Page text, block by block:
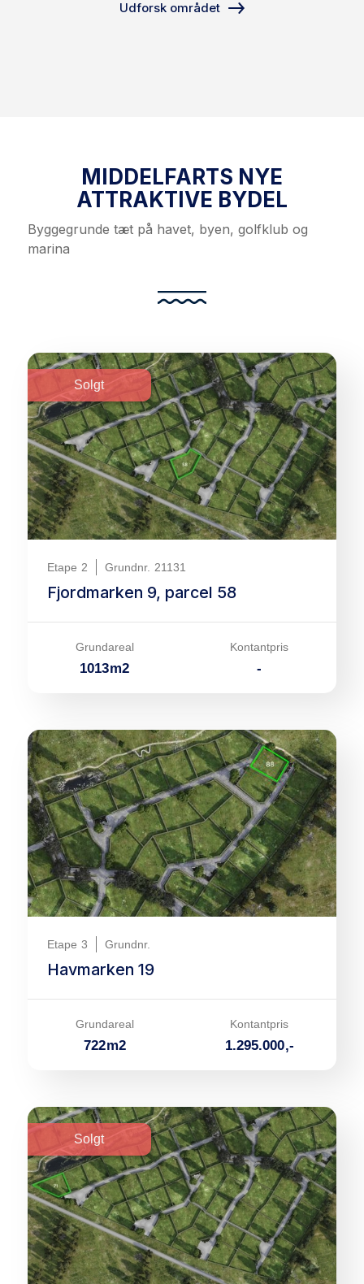
Udforsk området
MIDDELFARTS NYE
ATTRAKTIVE BYDEL
Byggegrunde tæt på havet, byen, golfklub og
marina
Solgt
Etape 2 Grundnr. 21131
Fjordmarken 9, parcel 58
Grundareal
1013m2
Kontantpris
-
Etape 3 Grundnr.
Havmarken 19
Grundareal
722m2
Kontantpris
1.295.000,-
Solgt